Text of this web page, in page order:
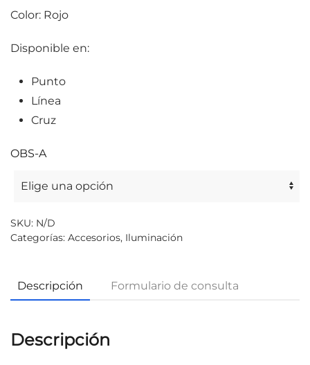
Color: Rojo
Disponible en:
Punto
Línea
Cruz
OBS-A
SKU: N/D
Categorías: Accesorios, Iluminación
Descripción Formulario de consulta
Descripción